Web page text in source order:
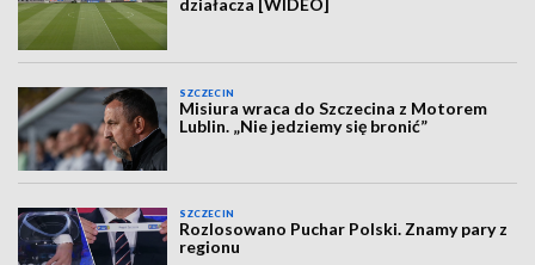
działacza [WIDEO]
SZCZECIN
Misiura wraca do Szczecina z Motorem
Lublin. „Nie jedziemy się bronić”
SZCZECIN
Rozlosowano Puchar Polski. Znamy pary z
regionu